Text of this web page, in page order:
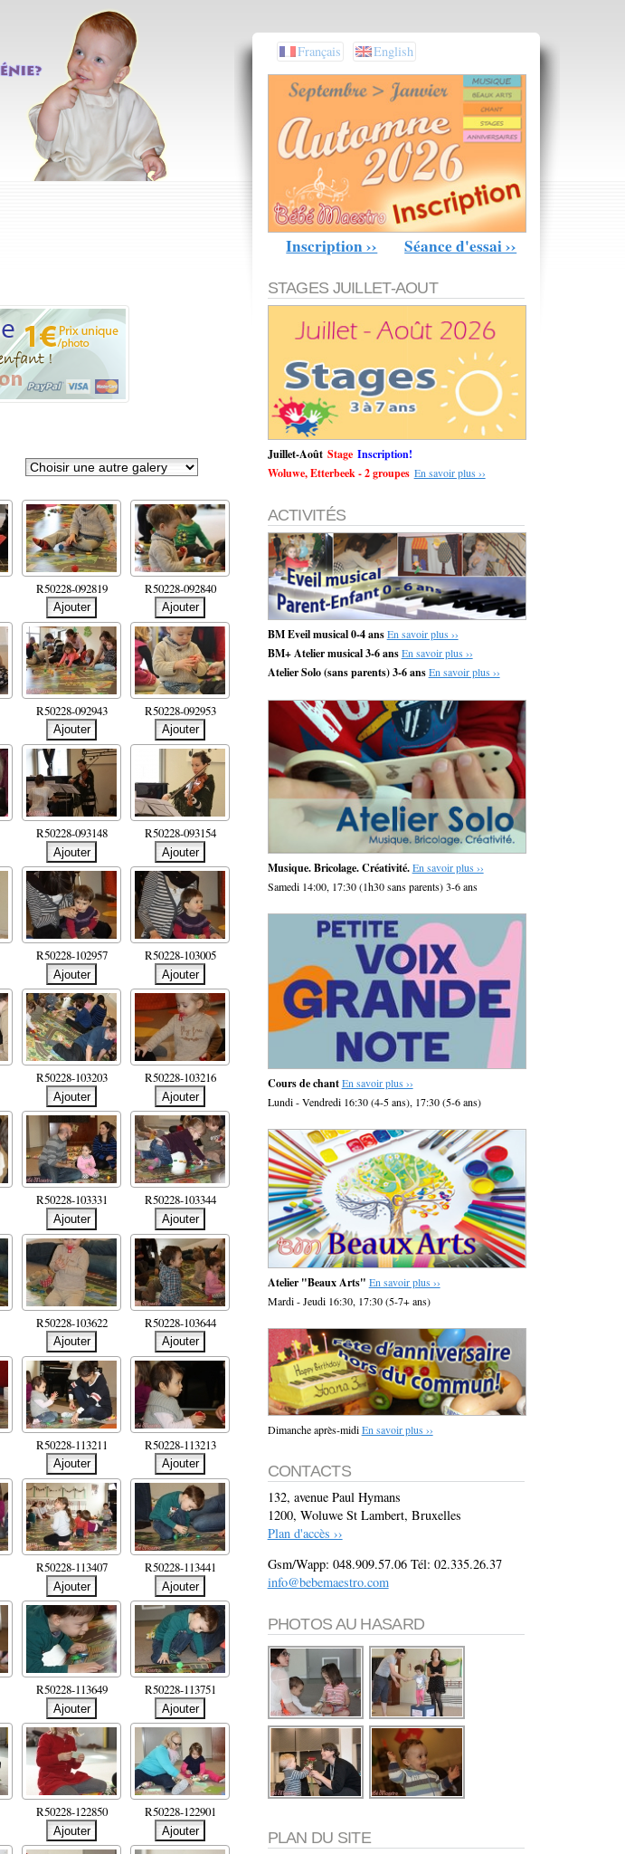
R50228-092819 R50228-092840
R50228-092943 R50228-092953
R50228-093148 R50228-093154
R50228-102957 R50228-103005
R50228-103203 R50228-103216
R50228-103331 R50228-103344
R50228-103622 R50228-103644
R50228-113211 R50228-113213
R50228-113407 R50228-113441
R50228-113649 R50228-113751
R50228-122850 R50228-122901
Français English
Inscription ›› Séance d'essai ››
STAGES JUILLET-AOUT
Juillet-Août Stage Inscription!
Woluwe, Etterbeek - 2 groupes En savoir plus ››
ACTIVITÉS
BM Eveil musical 0-4 ans En savoir plus ››
BM+ Atelier musical 3-6 ans En savoir plus ››
Atelier Solo (sans parents) 3-6 ans En savoir plus ››
Musique. Bricolage. Créativité. En savoir plus ››
Samedi 14:00, 17:30 (1h30 sans parents) 3-6 ans
Cours de chant En savoir plus ››
Lundi - Vendredi 16:30 (4-5 ans), 17:30 (5-6 ans)
Atelier "Beaux Arts" En savoir plus ››
Mardi - Jeudi 16:30, 17:30 (5-7+ ans)
Dimanche après-midiEn savoir plus ››
CONTACTS
132, avenue Paul Hymans
1200, Woluwe St Lambert, Bruxelles
Plan d'accès ››
Gsm/Wapp: 048.909.57.06 Tél: 02.335.26.37
info@bebemaestro.com
PHOTOS AU HASARD
PLAN DU SITE